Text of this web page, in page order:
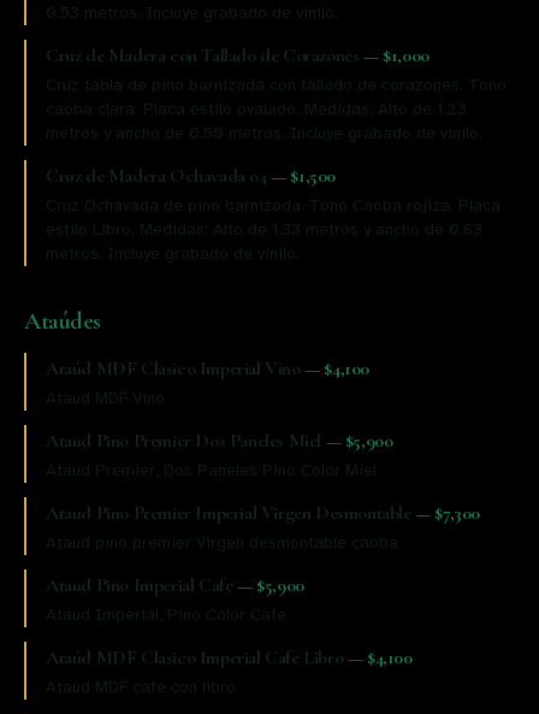
0.53 metros. Incluye grabado de vinilo.
Cruz de Madera con Tallado de Corazones — $1,000
Cruz tabla de pino barnizada con tallado de corazones. Tono
caoba clara. Placa estilo ovalado. Medidas: Alto de 1.23
metros y ancho de 0.50 metros. Incluye grabado de vinilo.
Cruz de Madera Ochavada 04 — $1,500
Cruz Ochavada de pino barnizada. Tono Caoba rojiza. Placa
estilo Libro. Medidas: Alto de 1.33 metros y ancho de 0.63
metros. Incluye grabado de vinilo.
Ataúdes
Ataúd MDF Clasico Imperial Vino — $4,100
Ataud MDF Vino
Ataud Pino Premier Dos Paneles Miel — $5,900
Ataud Premier, Dos Paneles Pino Color Miel
Ataud Pino Premier Imperial Virgen Desmontable — $7,300
Ataud pino premier Virgen desmontable caoba
Ataud Pino Imperial Cafe — $5,900
Ataud Imperial, Pino Color Cafe
Ataúd MDF Clasico Imperial Cafe Libro — $4,100
Ataúd MDF cafe con libro